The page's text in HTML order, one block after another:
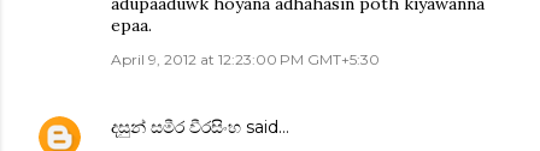
epaa.
April 9, 2012 at 12:23:00 PM GMT+5:30
දසුන් සමීර වීරසිංහ said…